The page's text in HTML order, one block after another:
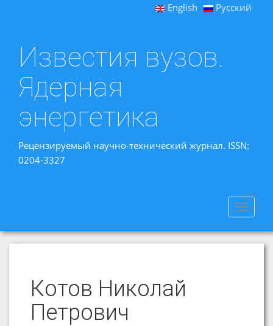
English Русский
Известия вузов.
Ядерная
энергетика
Рецензируемый научно-технический журнал. ISSN:
0204-3327
Toggle
Котов Николай
Петрович